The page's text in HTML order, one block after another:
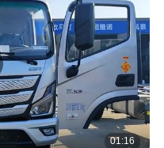
01:16